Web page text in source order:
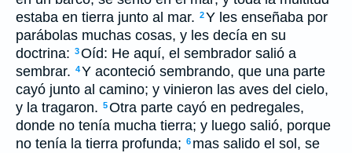
estaba en tierra junto al mar. 2Y les enseñaba por
parábolas muchas cosas, y les decía en su
doctrina: 3Oíd: He aquí, el sembrador salió a
sembrar. 4Y aconteció sembrando, que una parte
cayó junto al camino; y vinieron las aves del cielo,
y la tragaron. 5Otra parte cayó en pedregales,
donde no tenía mucha tierra; y luego salió, porque
no tenía la tierra profunda; 6 mas salido el sol, se